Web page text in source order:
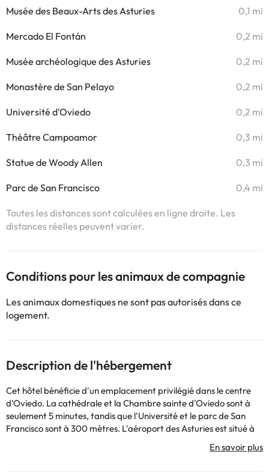
Musée des Beaux-Arts des Asturies 0,1 mi
Mercado El Fontán 0,2 mi
Musée archéologique des Asturies 0,2 mi
Monastère de San Pelayo 0,2 mi
Université d'Oviedo 0,2 mi
Théâtre Campoamor 0,3 mi
Statue de Woody Allen 0,3 mi
Parc de San Francisco 0,4 mi
Toutes les distances sont calculées en ligne droite. Les
distances réelles peuvent varier.
Conditions pour les animaux de compagnie
Les animaux domestiques ne sont pas autorisés dans ce
logement.
Description de l'hébergement
Cet hôtel bénéficie d'un emplacement privilégié dans le centre
d'Oviedo. La cathédrale et la Chambre sainte d'Oviedo sont à
seulement 5 minutes, tandis que l'Université et le parc de San
Francisco sont à 300 mètres. L'aéroport des Asturies est situé à
environ 49 km. Cet hôtel moderne dispose de la climatisation et a
été construit en 1898, rénové en 2012 et comprend un total de 23